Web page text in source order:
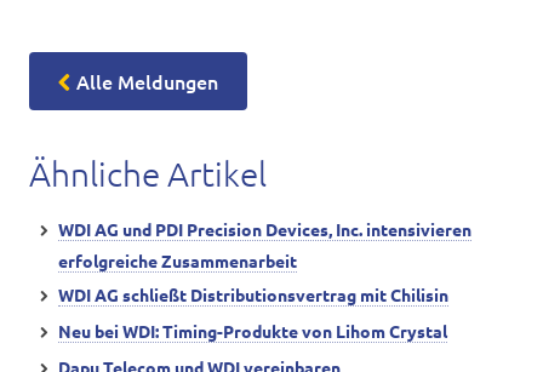
Alle Meldungen
Ähnliche Artikel
WDI AG und PDI Precision Devices, Inc. intensivieren
erfolgreiche Zusammenarbeit
WDI AG schließt Distributionsvertrag mit Chilisin
Neu bei WDI: Timing-Produkte von Lihom Crystal
Dapu Telecom und WDI vereinbaren